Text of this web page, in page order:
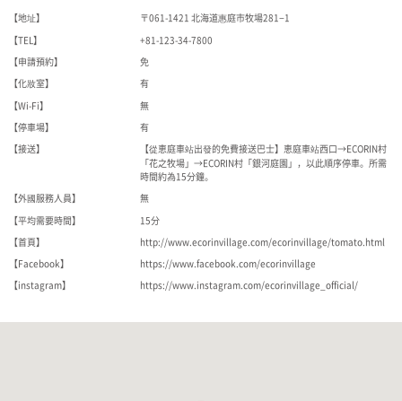
【地址】
〒061-1421 北海道惠庭市牧場281−1
【TEL】
+81-123-34-7800
【申請預約】
免
【化妝室】
有
【Wi-Fi】
無
【停車場】
有
【接送】
【從恵庭車站出發的免費接送巴士】恵庭車站西口→ECORIN村
「花之牧場」→ECORIN村「銀河庭園」，以此順序停車。所需
時間約為15分鐘。
【外國服務人員】
無
【平均需要時間】
15分
【首頁】
http://www.ecorinvillage.com/ecorinvillage/tomato.html
【Facebook】
https://www.facebook.com/ecorinvillage
【instagram】
https://www.instagram.com/ecorinvillage_official/